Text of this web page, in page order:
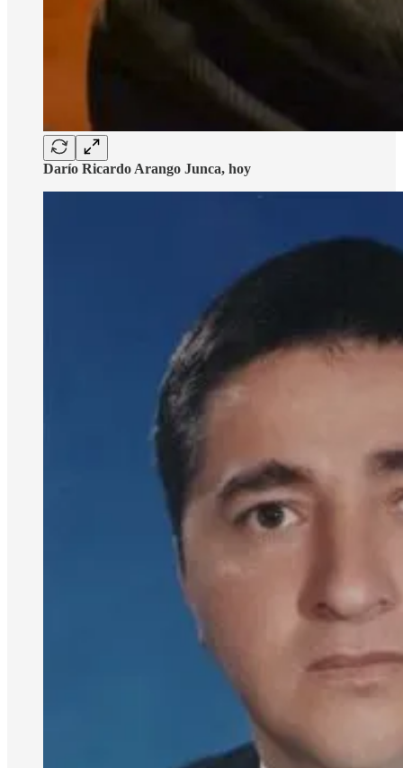
Darío Ricardo Arango Junca, hoy